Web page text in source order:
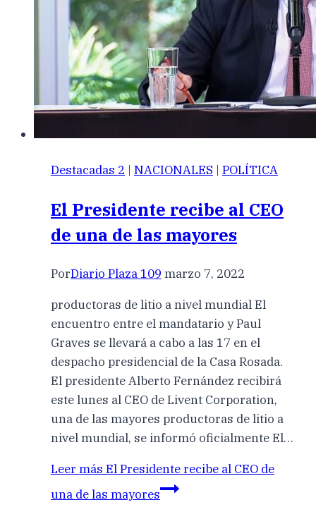
Destacadas 2 | NACIONALES | POLÍTICA
El Presidente recibe al CEO
de una de las mayores
PorDiario Plaza 109 marzo 7, 2022
productoras de litio a nivel mundial El
encuentro entre el mandatario y Paul
Graves se llevará a cabo a las 17 en el
despacho presidencial de la Casa Rosada.
El presidente Alberto Fernández recibirá
este lunes al CEO de Livent Corporation,
una de las mayores productoras de litio a
nivel mundial, se informó oficialmente El…
Leer más El Presidente recibe al CEO de
una de las mayores